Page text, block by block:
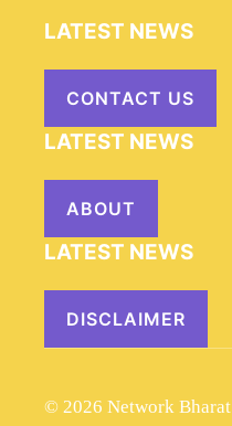
LATEST NEWS
CONTACT US
LATEST NEWS
ABOUT
LATEST NEWS
DISCLAIMER
© 2026 Network Bharat